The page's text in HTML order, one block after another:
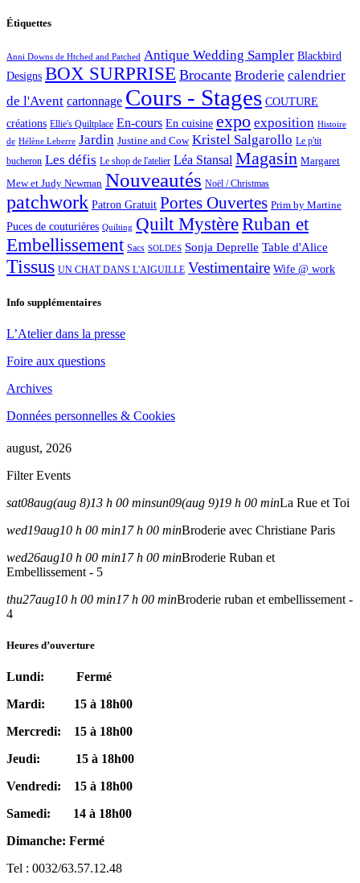
Étiquettes
Anni Downs de Htched and Patched Antique Wedding Sampler Blackbird
Designs BOX SURPRISE Brocante Broderie calendrier
de l'Avent cartonnage Cours - Stages COUTURE
créations Ellie's Quiltplace En-cours En cuisine expo exposition Histoire
de Hélène Leberre Jardin Justine and Cow Kristel Salgarollo Le p'tit
bucheron Les défis Le shop de l'atelier Léa Stansal Magasin Margaret
Mew et Judy Newman Nouveautés Noël / Christmas
patchwork Patron Gratuit Portes Ouvertes Prim by Martine
Puces de couturières Quilting Quilt MystèreRuban et
Embellissement Sacs SOLDES Sonja Deprelle Table d'Alice
Tissus UN CHAT DANS L'AIGUILLE Vestimentaire Wife @ work
Info supplémentaires
L’Atelier dans la presse
Foire aux questions
Archives
Données personnelles & Cookies
august, 2026
Filter Events
sat08aug(aug 8)13 h 00 minsun09(aug 9)19 h 00 minLa Rue et Toi
wed19aug10 h 00 min17 h 00 minBroderie avec Christiane Paris
wed26aug10 h 00 min17 h 00 minBroderie Ruban et
Embellissement - 5
thu27aug10 h 00 min17 h 00 minBroderie ruban et embellissement -
4
Heures d’ouverture
Lundi: Fermé
Mardi: 15 à 18h00
Mercredi: 15 à 18h00
Jeudi: 15 à 18h00
Vendredi: 15 à 18h00
Samedi: 14 à 18h00
Dimanche: Fermé
Tel : 0032/63.57.12.48